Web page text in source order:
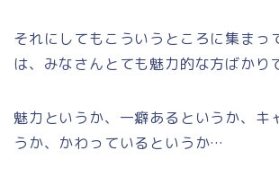
それにしてもこういうところに集まっ
は、みなさんとても魅力的な方ばかり
魅力というか、一癖あるというか、キ
うか、かわっているというか…